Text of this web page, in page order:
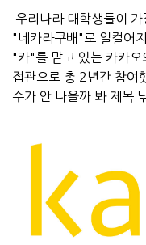
우리나라 대학생들이
"네카라쿠배"로 일컬어
"카"를 맡고 있는 카카오
접관으로 총 2년간 참여
수가 안 나올까 봐 제목